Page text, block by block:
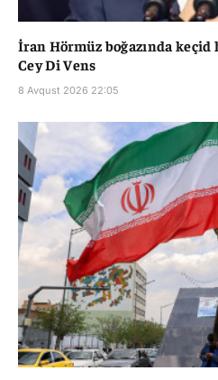
İran Hörmüz boğazında keçid
Cey Di Vens
8 Avqust 2026 22:05